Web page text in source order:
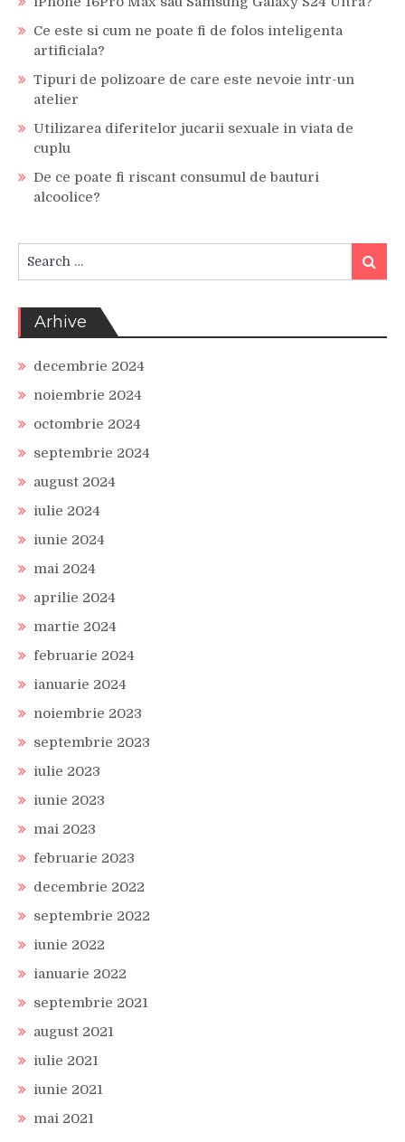
Ce este si cum ne poate fi de folos inteligenta
artificiala?
Tipuri de polizoare de care este nevoie intr-un
atelier
Utilizarea diferitelor jucarii sexuale in viata de
cuplu
De ce poate fi riscant consumul de bauturi
alcoolice?
for:
Search
Arhive
decembrie 2024
noiembrie 2024
octombrie 2024
septembrie 2024
august 2024
iulie 2024
iunie 2024
mai 2024
aprilie 2024
martie 2024
februarie 2024
ianuarie 2024
noiembrie 2023
septembrie 2023
iulie 2023
iunie 2023
mai 2023
februarie 2023
decembrie 2022
septembrie 2022
iunie 2022
ianuarie 2022
septembrie 2021
august 2021
iulie 2021
iunie 2021
mai 2021